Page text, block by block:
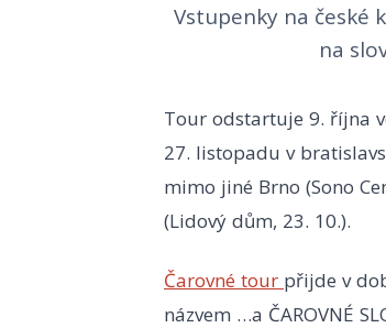
Vstupenky na české
na
Tour odstartuje 9. října
27. listopadu v
mimo jiné Brno (Sono
(Lidový dům, 23. 10.).
Čarovné tour přijde v
názvem …a ČAROVNÉ